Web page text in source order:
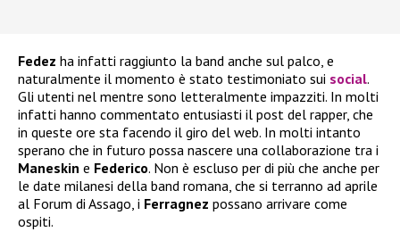
Fedez ha infatti raggiunto la band anche sul palco, e
naturalmente il momento è stato testimoniato sui social.
Gli utenti nel mentre sono letteralmente impazziti. In molti
infatti hanno commentato entusiasti il post del rapper, che
in queste ore sta facendo il giro del web. In molti intanto
sperano che in futuro possa nascere una collaborazione tra i
Maneskin e Federico. Non è escluso per di più che anche per
le date milanesi della band romana, che si terranno ad aprile
al Forum di Assago, i Ferragnez possano arrivare come
ospiti.